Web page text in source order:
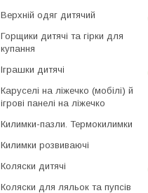
Верхній одяг дитячий
Горщики дитячі та гірки для
купання
Іграшки дитячі
Каруселі на ліжечко (мобілі) й
ігрові панелі на ліжечко
Килимки-пазли. Термокилимки
Килимки розвиваючі
Коляски дитячі
Коляски для ляльок та пупсів